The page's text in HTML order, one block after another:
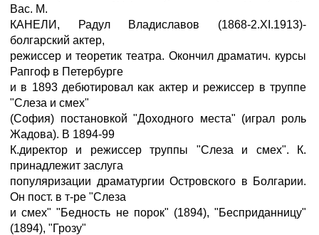
Вас. М.
КАНЕЛИ, Радул Владиславов (1868-2.XI.1913)-
болгарский актер,
режиссер и теоретик театра. Окончил драматич. курсы
Рапгоф в Петербурге
и в 1893 дебютировал как актер и режиссер в труппе
"Слеза и смех"
(София) постановкой "Доходного места" (играл роль
Жадова). В 1894-99
К.директор и режиссер труппы "Слеза и смех". К.
принадлежит заслуга
популяризации драматургии Островского в Болгарии.
Он пост. в т-ре "Слеза
и смех" "Бедность не порок" (1894), "Бесприданницу"
(1894), "Грозу"